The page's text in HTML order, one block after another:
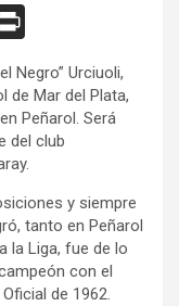
in
tF
ri
e
n
dl
y
Negro” Urciuoli,
de Mar del Plata,
Peñarol. Será
del club
y siempre
tanto en Peñarol
la Liga, fue de lo
con el
de 1962.